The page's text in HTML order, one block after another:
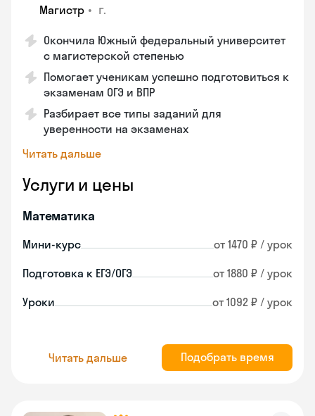
Магистр • г.
Окончила Южный федеральный университет
с магистерской степенью
Помогает ученикам успешно подготовиться к
экзаменам ОГЭ и ВПР
Разбирает все типы заданий для
уверенности на экзаменах
Читать дальше
Услуги и цены
Математика
Мини-курс от 1470 ₽ / урок
Подготовка к ЕГЭ/ОГЭ от 1880 ₽ / урок
Уроки от 1092 ₽ / урок
Читать дальше Подобрать время